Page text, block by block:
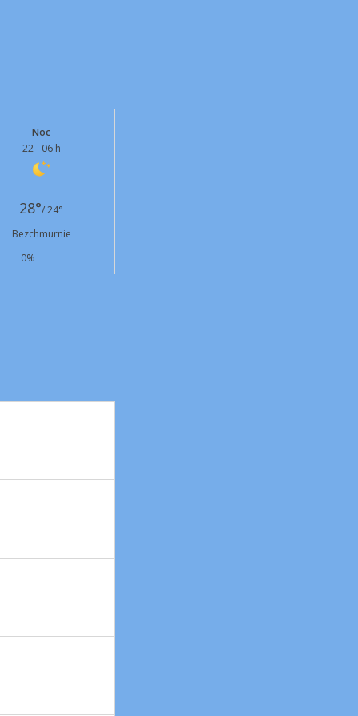
Noc
22 - 06 h
28°/ 24°
Bezchmurnie
0%